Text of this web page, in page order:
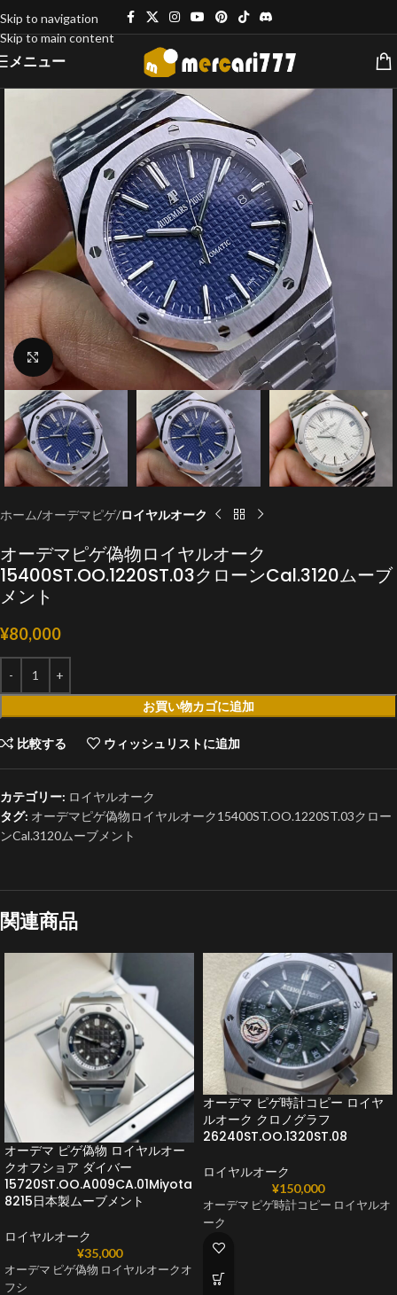
Skip to navigation
Skip to main content
メニュー
クリックで拡大
ホーム オーデマピゲ ロイヤルオーク
オーデマピゲ偽物ロイヤルオーク
15400ST.OO.1220ST.03クローンCal.3120ムーブ
メント
¥80,000
お買い物カゴに追加
比較する ウィッシュリストに追加
カテゴリー: ロイヤルオーク
タグ: オーデマピゲ偽物ロイヤルオーク15400ST.OO.1220ST.03クロー
ンCal.3120ムーブメント
関連商品
オーデマ ピゲ偽物 ロイヤルオー
クオフショア ダイバー
15720ST.OO.A009CA.01Miyota
8215日本製ムーブメント
ロイヤルオーク
¥35,000
オーデマ ピゲ偽物 ロイヤルオークオ
フシ
オーデマ ピゲ時計コピー ロイヤ
ルオーク クロノグラフ
26240ST.OO.1320ST.08
ロイヤルオーク
¥150,000
オーデマ ピゲ時計コピー ロイヤルオ
ーク